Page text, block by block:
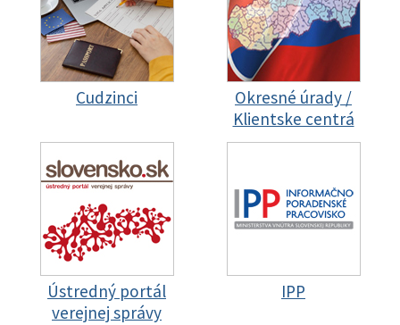
Cudzinci
Okresné úrady /
Klientske centrá
Ústredný portál
verejnej správy
IPP